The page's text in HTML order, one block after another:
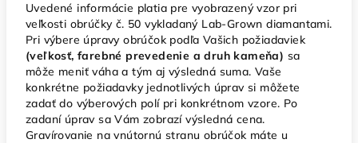
Uvedené informácie platia pre vyobrazený vzor pri
veľkosti obrúčky č. 50 vykladaný Lab-Grown diamantami.
Pri výbere úpravy obrúčok podľa Vašich požiadaviek
(veľkosť, farebné prevedenie a druh kameňa) sa
môže meniť váha a tým aj výsledná suma. Vaše
konkrétne požiadavky jednotlivých úprav si môžete
zadať do výberových polí pri konkrétnom vzore. Po
zadaní úprav sa Vám zobrazí výsledná cena.
Gravírovanie na vnútornú stranu obrúčok máte u